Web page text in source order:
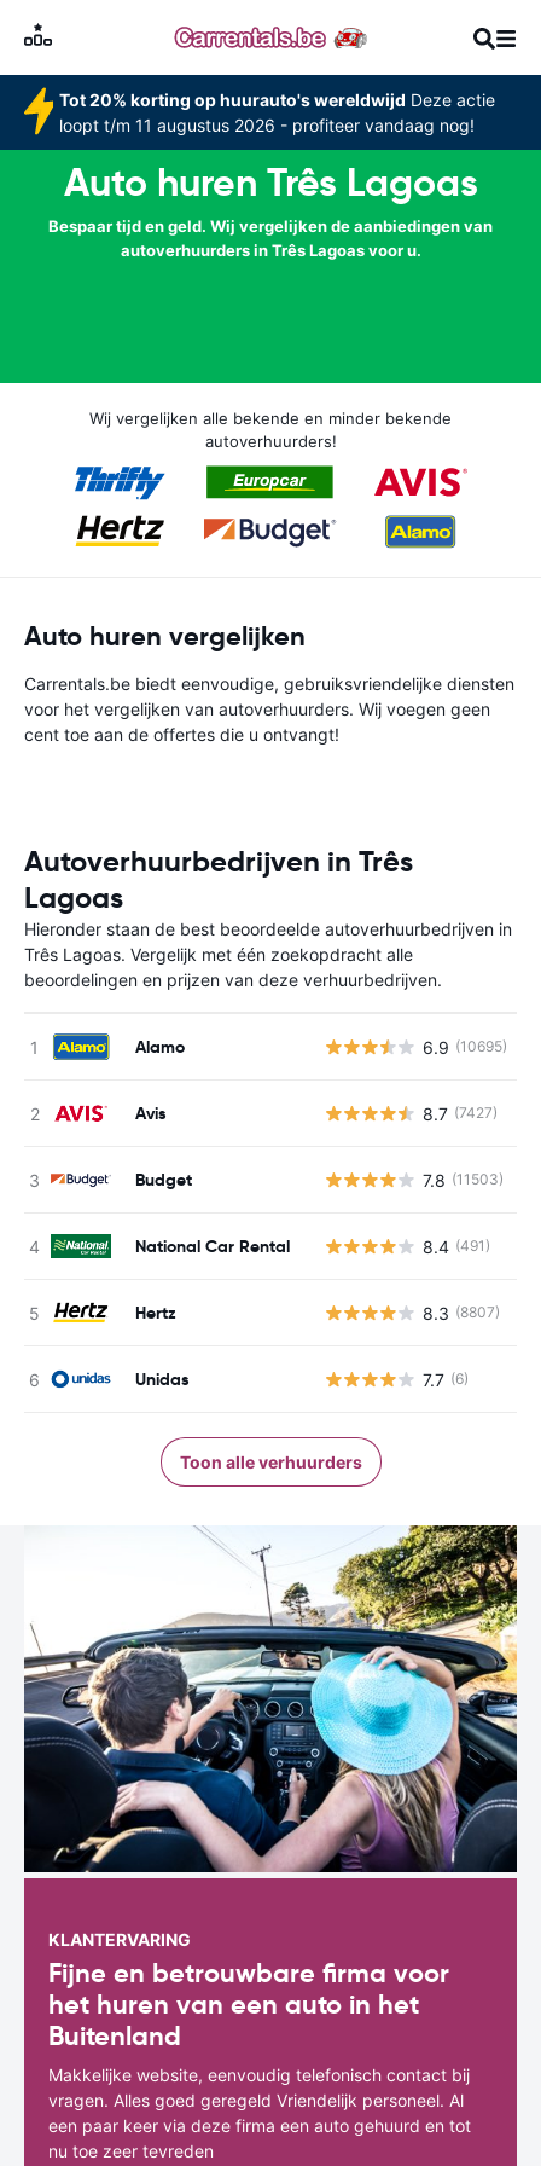
Tot 20% korting op huurauto's wereldwijd Deze actie
loopt t/m 11 augustus 2026 - profiteer vandaag nog!
Auto huren Três Lagoas
Bespaar tijd en geld. Wij vergelijken de aanbiedingen van
autoverhuurders in Três Lagoas voor u.
Wij vergelijken alle bekende en minder bekende
autoverhuurders!
Auto huren vergelijken
Carrentals.be biedt eenvoudige, gebruiksvriendelijke diensten
voor het vergelijken van autoverhuurders. Wij voegen geen
cent toe aan de offertes die u ontvangt!
Autoverhuurbedrijven in Três
Lagoas
Hieronder staan de best beoordeelde autoverhuurbedrijven in
Três Lagoas. Vergelijk met één zoekopdracht alle
beoordelingen en prijzen van deze verhuurbedrijven.
Alamo 6.9 (10695)
Avis 8.7 (7427)
Budget 7.8 (11503)
National Car Rental 8.4 (491)
Hertz 8.3 (8807)
Unidas 7.7 (6)
Toon alle verhuurders
KLANTERVARING
Fijne en betrouwbare firma voor
het huren van een auto in het
Buitenland
Makkelijke website, eenvoudig telefonisch contact bij
vragen. Alles goed geregeld Vriendelijk personeel. Al
een paar keer via deze firma een auto gehuurd en tot
nu toe zeer tevreden